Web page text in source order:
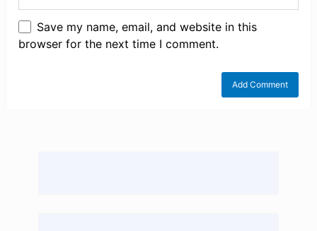
Save my name, email, and website in this
browser for the next time I comment.